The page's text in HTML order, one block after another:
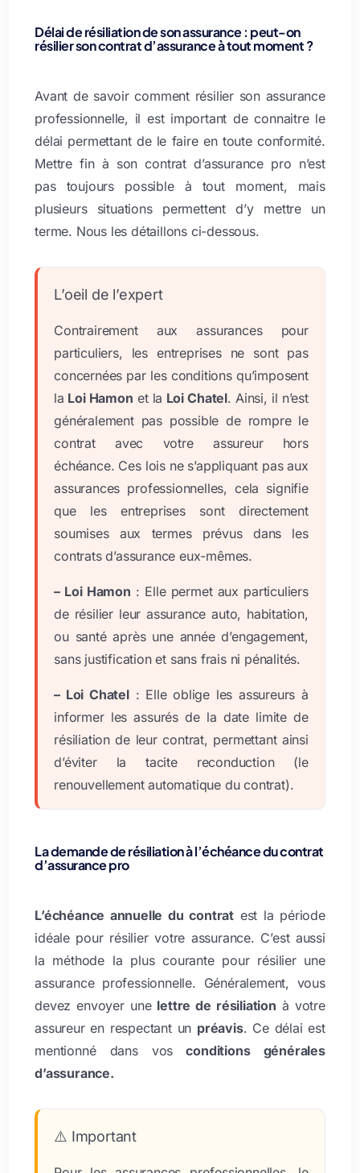
Délai de résiliationde son assurance : peut-on
résilier son contrat d’assurance à tout moment ?
Avant de savoir comment résilier son assurance
professionnelle, il est important de connaitre le
délai permettant de le faire en toute conformité.
Mettre fin à son contrat d’assurance pro n’est
pas toujours possible à tout moment, mais
plusieurs situations permettent d’y mettre un
terme. Nous les détaillons ci-dessous.
L’oeil de l’expert
Contrairement aux assurances pour
particuliers, les entreprises ne sont pas
concernées par les conditions qu’imposent
la Loi Hamon et la Loi Chatel. Ainsi, il n’est
généralement pas possible de rompre le
contrat avec votre assureur hors
échéance. Ces lois ne s’appliquant pas aux
assurances professionnelles, cela signifie
que les entreprises sont directement
soumises aux termes prévus dans les
contrats d’assurance eux-mêmes.
– Loi Hamon : Elle permet aux particuliers
de résilier leur assurance auto, habitation,
ou santé après une année d’engagement,
sans justification et sans frais ni pénalités.
– Loi Chatel: Elle oblige les assureurs à
informer les assurés de la date limite de
résiliation de leur contrat, permettant ainsi
d’éviter la tacite reconduction (le
renouvellement automatique du contrat).
La demande de résiliation à l’échéance du contrat
d’assurance pro
L’échéance annuelle du contrat est la période
idéale pour résilier votre assurance. C’est aussi
la méthode la plus courante pour résilier une
assurance professionnelle. Généralement, vous
devez envoyer une lettre de résiliation à votre
assureur en respectant un préavis. Ce délai est
mentionné dans vos conditions générales
d’assurance.
⚠️ Important